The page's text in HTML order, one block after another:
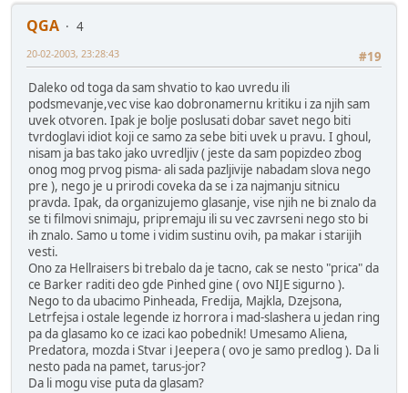
QGA
4
#19
20-02-2003, 23:28:43
Daleko od toga da sam shvatio to kao uvredu ili
podsmevanje,vec vise kao dobronamernu kritiku i za njih sam
uvek otvoren. Ipak je bolje poslusati dobar savet nego biti
tvrdoglavi idiot koji ce samo za sebe biti uvek u pravu. I ghoul,
nisam ja bas tako jako uvredljiv ( jeste da sam popizdeo zbog
onog mog prvog pisma- ali sada pazljivije nabadam slova nego
pre ), nego je u prirodi coveka da se i za najmanju sitnicu
pravda. Ipak, da organizujemo glasanje, vise njih ne bi znalo da
se ti filmovi snimaju, pripremaju ili su vec zavrseni nego sto bi
ih znalo. Samo u tome i vidim sustinu ovih, pa makar i starijih
vesti.
Ono za Hellraisers bi trebalo da je tacno, cak se nesto "prica" da
ce Barker raditi deo gde Pinhed gine ( ovo NIJE sigurno ).
Nego to da ubacimo Pinheada, Fredija, Majkla, Dzejsona,
Letrfejsa i ostale legende iz horrora i mad-slashera u jedan ring
pa da glasamo ko ce izaci kao pobednik! Umesamo Aliena,
Predatora, mozda i Stvar i Jeepera ( ovo je samo predlog ). Da li
nesto pada na pamet, tarus-jor?
Da li mogu vise puta da glasam?